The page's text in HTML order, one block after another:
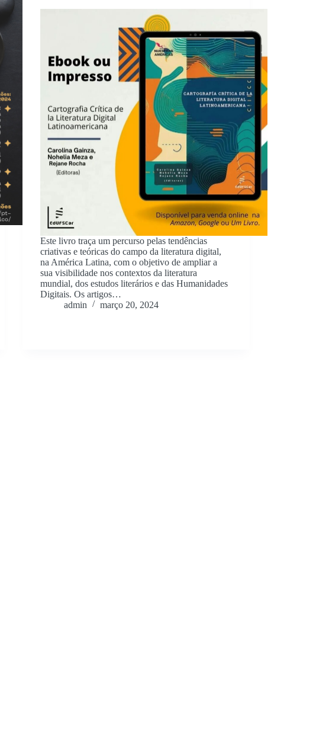
Este livro traça um percurso pelas tendências
criativas e teóricas do campo da literatura digital,
na América Latina, com o objetivo de ampliar a
sua visibilidade nos contextos da literatura
mundial, dos estudos literários e das Humanidades
Digitais. Os artigos…
admin
março 20, 2024